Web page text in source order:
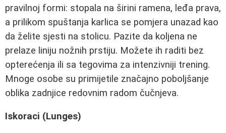
pravilnoj formi: stopala na širini ramena, leđa prava,
a prilikom spuštanja karlica se pomjera unazad kao
da želite sjesti na stolicu. Pazite da koljena ne
prelaze liniju nožnih prstiju. Možete ih raditi bez
opterećenja ili sa tegovima za intenzivniji trening.
Mnoge osobe su primijetile značajno poboljšanje
oblika zadnjice redovnim radom čučnjeva.
Iskoraci (Lunges)